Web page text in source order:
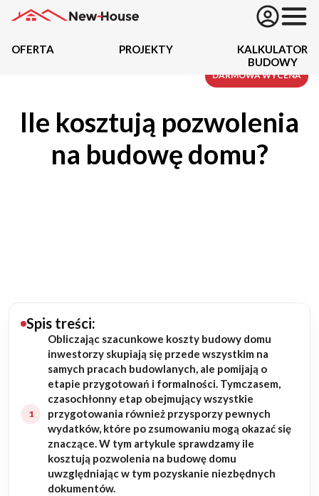
Oferta
Działki
Budowa domu
Rezydencje
Rozbudowa
Remonty
Budynki biurowe
OFERTA PROJEKTY
KALKULATOR
BUDOWY
Ile kosztują pozwolenia
na budowę domu?
Spis treści:
Obliczając szacunkowe koszty budowy domu
inwestorzy skupiają się przede wszystkim na
samych pracach budowlanych, ale pomijają o
etapie przygotowań i formalności. Tymczasem,
czasochłonny etap obejmujący wszystkie
przygotowania również przysporzy pewnych
wydatków, które po zsumowaniu mogą okazać się
znaczące. W tym artykule sprawdzamy ile
kosztują pozwolenia na budowę domu
uwzględniając w tym pozyskanie niezbędnych
dokumentów.
DARMOWA WYCENA